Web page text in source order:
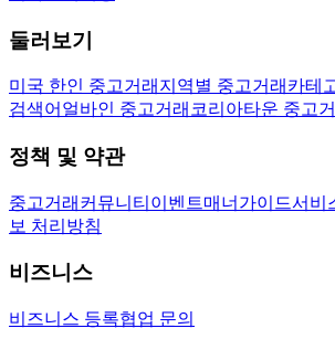
둘러보기
미국 한인 중고거래 지역별 중고거래 카테
검색어 얼바인 중고거래 코리아타운 중고
정책 및 약관
중고거래 커뮤니티 이벤트매너가이드서비
보 처리방침
비즈니스
비즈니스 등록협업 문의